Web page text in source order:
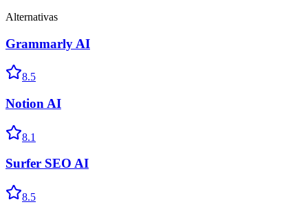
Alternativas
Grammarly AI
8.5
Notion AI
8.1
Surfer SEO AI
8.5